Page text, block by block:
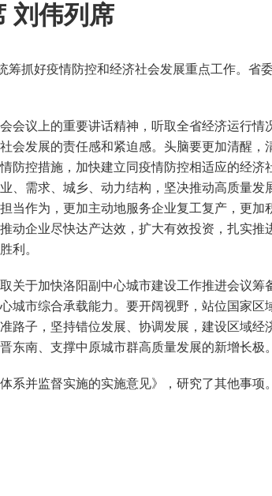
刘伟列席
抓好疫情防控和经济社会发展重点工作。省
议上的重要讲话精神，听取全省经济运行情
会发展的责任感和紧迫感。头脑要更加清醒，
防控措施，加快建立同疫情防控相适应的经济
、需求、城乡、动力结构，坚决推动高质量发
作为，更加主动地服务企业复工复产，更加
动企业尽快达产达效，扩大有效投资，扎实推
利。
于加快洛阳副中心城市建设工作推进会议筹
城市综合承载能力。要开阔视野，站位国家区
路子，坚持错位发展、协调发展，建设区域经
南、支撑中原城市群高质量发展的新增长极。
并监督实施的实施意见》，研究了其他事项